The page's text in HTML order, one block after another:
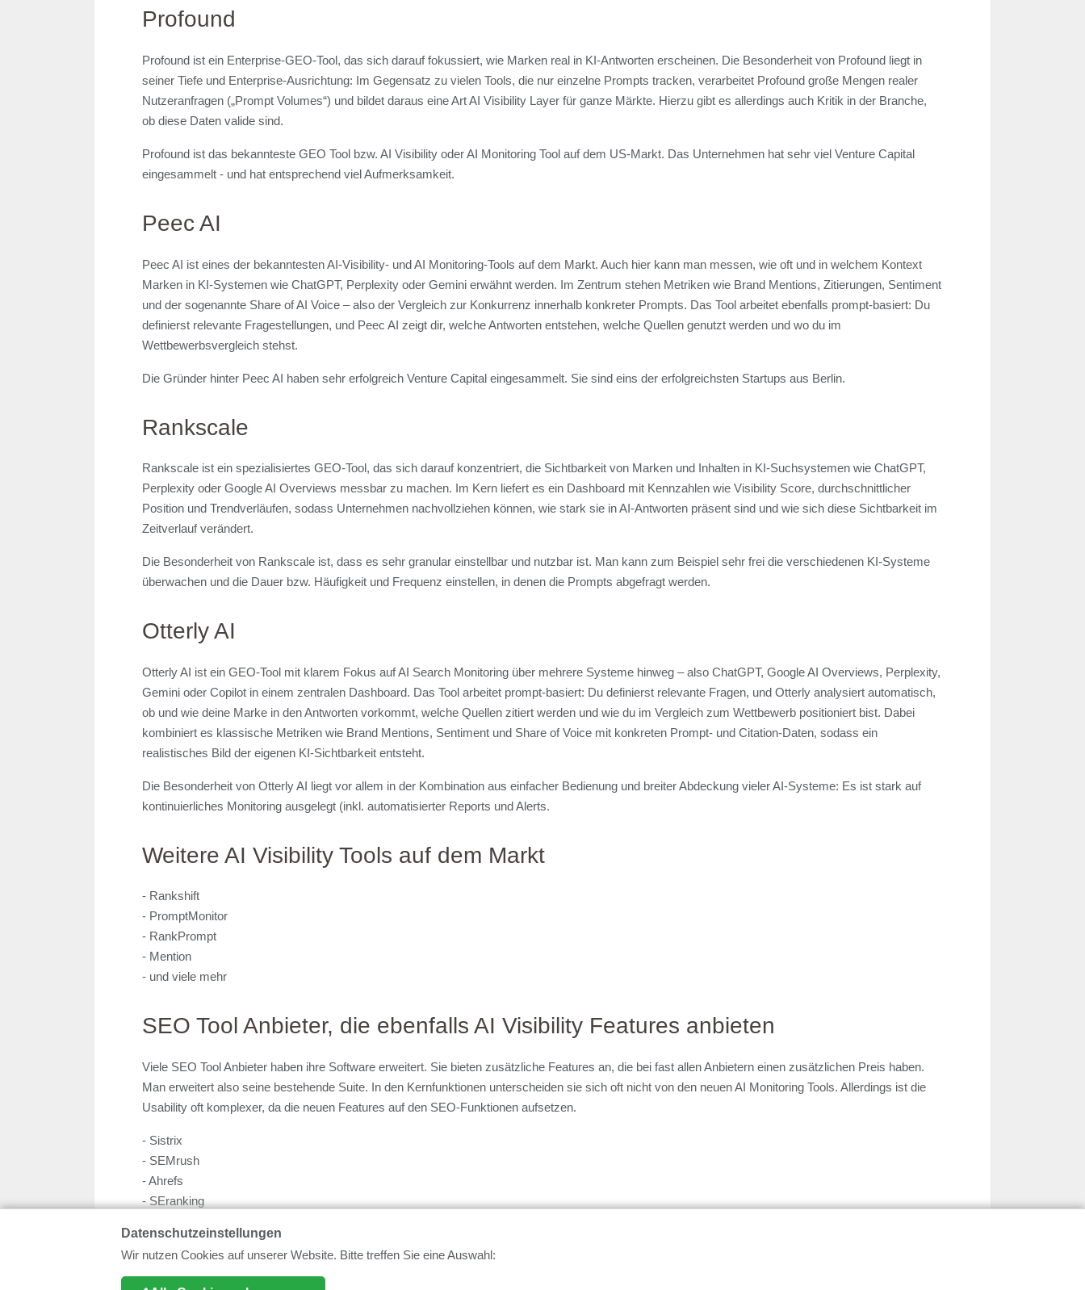
Profound
Profound ist ein Enterprise-GEO-Tool, das sich darauf fokussiert, wie Marken real in KI-Antworten erscheinen. Die Besonderheit von Profound liegt in
seiner Tiefe und Enterprise-Ausrichtung: Im Gegensatz zu vielen Tools, die nur einzelne Prompts tracken, verarbeitet Profound große Mengen realer
Nutzeranfragen („Prompt Volumes“) und bildet daraus eine Art AI Visibility Layer für ganze Märkte. Hierzu gibt es allerdings auch Kritik in der Branche,
ob diese Daten valide sind.
Profound ist das bekannteste GEO Tool bzw. AI Visibility oder AI Monitoring Tool auf dem US-Markt. Das Unternehmen hat sehr viel Venture Capital
eingesammelt - und hat entsprechend viel Aufmerksamkeit.
Peec AI
Peec AI ist eines der bekanntesten AI-Visibility- und AI Monitoring-Tools auf dem Markt. Auch hier kann man messen, wie oft und in welchem Kontext
Marken in KI-Systemen wie ChatGPT, Perplexity oder Gemini erwähnt werden. Im Zentrum stehen Metriken wie Brand Mentions, Zitierungen, Sentiment
und der sogenannte Share of AI Voice – also der Vergleich zur Konkurrenz innerhalb konkreter Prompts. Das Tool arbeitet ebenfalls prompt-basiert: Du
definierst relevante Fragestellungen, und Peec AI zeigt dir, welche Antworten entstehen, welche Quellen genutzt werden und wo du im
Wettbewerbsvergleich stehst.
Die Gründer hinter Peec AI haben sehr erfolgreich Venture Capital eingesammelt. Sie sind eins der erfolgreichsten Startups aus Berlin.
Rankscale
Rankscale ist ein spezialisiertes GEO-Tool, das sich darauf konzentriert, die Sichtbarkeit von Marken und Inhalten in KI-Suchsystemen wie ChatGPT,
Perplexity oder Google AI Overviews messbar zu machen. Im Kern liefert es ein Dashboard mit Kennzahlen wie Visibility Score, durchschnittlicher
Position und Trendverläufen, sodass Unternehmen nachvollziehen können, wie stark sie in AI-Antworten präsent sind und wie sich diese Sichtbarkeit im
Zeitverlauf verändert.
Die Besonderheit von Rankscale ist, dass es sehr granular einstellbar und nutzbar ist. Man kann zum Beispiel sehr frei die verschiedenen KI-Systeme
überwachen und die Dauer bzw. Häufigkeit und Frequenz einstellen, in denen die Prompts abgefragt werden.
Otterly AI
Otterly AI ist ein GEO-Tool mit klarem Fokus auf AI Search Monitoring über mehrere Systeme hinweg – also ChatGPT, Google AI Overviews, Perplexity,
Gemini oder Copilot in einem zentralen Dashboard. Das Tool arbeitet prompt-basiert: Du definierst relevante Fragen, und Otterly analysiert automatisch,
ob und wie deine Marke in den Antworten vorkommt, welche Quellen zitiert werden und wie du im Vergleich zum Wettbewerb positioniert bist. Dabei
kombiniert es klassische Metriken wie Brand Mentions, Sentiment und Share of Voice mit konkreten Prompt- und Citation-Daten, sodass ein
realistisches Bild der eigenen KI-Sichtbarkeit entsteht.
Die Besonderheit von Otterly AI liegt vor allem in der Kombination aus einfacher Bedienung und breiter Abdeckung vieler AI-Systeme: Es ist stark auf
kontinuierliches Monitoring ausgelegt (inkl. automatisierter Reports und Alerts.
Weitere AI Visibility Tools auf dem Markt
- Rankshift
- PromptMonitor
- RankPrompt
- Mention
- und viele mehr
SEO Tool Anbieter, die ebenfalls AI Visibility Features anbieten
Viele SEO Tool Anbieter haben ihre Software erweitert. Sie bieten zusätzliche Features an, die bei fast allen Anbietern einen zusätzlichen Preis haben.
Man erweitert also seine bestehende Suite. In den Kernfunktionen unterscheiden sie sich oft nicht von den neuen AI Monitoring Tools. Allerdings ist die
Usability oft komplexer, da die neuen Features auf den SEO-Funktionen aufsetzen.
- Sistrix
- SEMrush
- Ahrefs
- SEranking
Datenschutzeinstellungen
Wir nutzen Cookies auf unserer Website. Bitte treffen Sie eine Auswahl: